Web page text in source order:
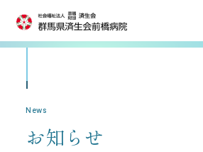
受診のご案内
News
お知らせ